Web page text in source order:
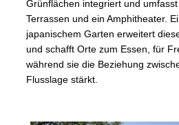
Grünflächen integriert und
Terrassen und ein Amphitheater.
japanischem Garten erweitert
und schafft Orte zum Essen, für
während sie die Beziehung
Flusslage stärkt.